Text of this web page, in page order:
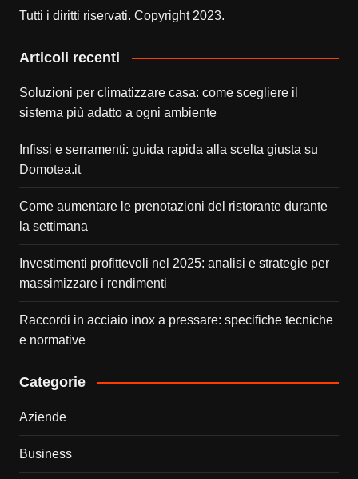
Tutti i diritti riservati. Copyright 2023.
Articoli recenti
Soluzioni per climatizzare casa: come scegliere il
sistema più adatto a ogni ambiente
Infissi e serramenti: guida rapida alla scelta giusta su
Domotea.it
Come aumentare le prenotazioni del ristorante durante
la settimana
Investimenti profittevoli nel 2025: analisi e strategie per
massimizzare i rendimenti
Raccordi in acciaio inox a pressare: specifiche tecniche
e normative
Categorie
Aziende
Business